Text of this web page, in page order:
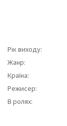
Рік виходу:
Жанр:
Країна:
Режисер:
В ролях: